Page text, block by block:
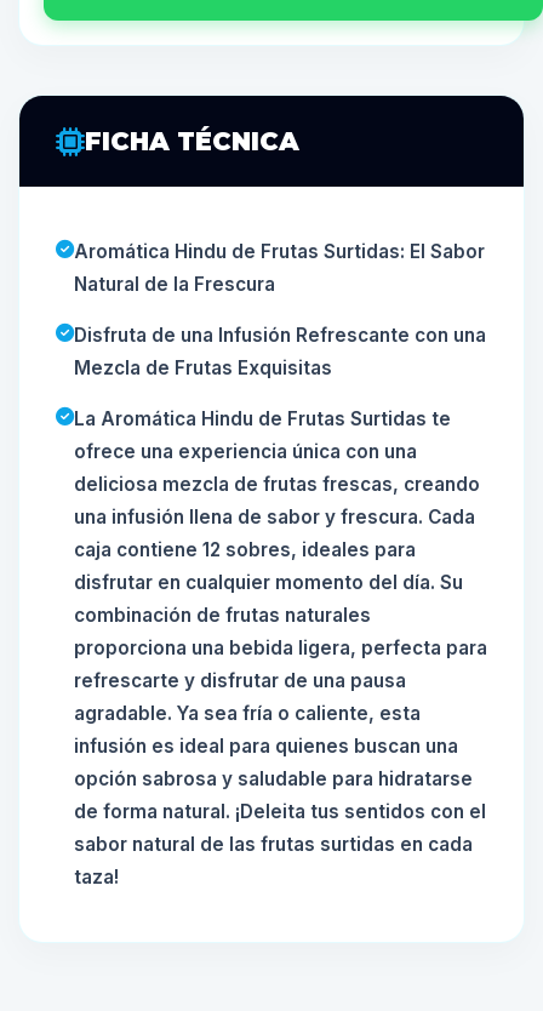
FICHA TÉCNICA
Aromática Hindu de Frutas Surtidas: El Sabor
Natural de la Frescura
Disfruta de una Infusión Refrescante con una
Mezcla de Frutas Exquisitas
La Aromática Hindu de Frutas Surtidas te
ofrece una experiencia única con una
deliciosa mezcla de frutas frescas, creando
una infusión llena de sabor y frescura. Cada
caja contiene 12 sobres, ideales para
disfrutar en cualquier momento del día. Su
combinación de frutas naturales
proporciona una bebida ligera, perfecta para
refrescarte y disfrutar de una pausa
agradable. Ya sea fría o caliente, esta
infusión es ideal para quienes buscan una
opción sabrosa y saludable para hidratarse
de forma natural. ¡Deleita tus sentidos con el
sabor natural de las frutas surtidas en cada
taza!